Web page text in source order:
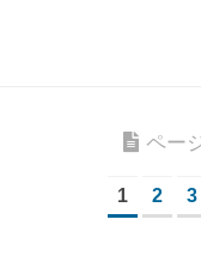
ペー
1 2 3